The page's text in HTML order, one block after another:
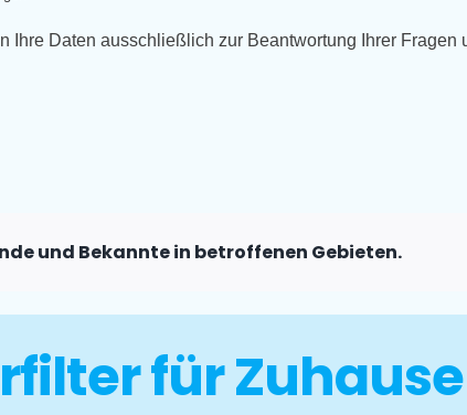
Ihre Daten ausschließlich zur Beantwortung Ihrer Fragen
und Bekannte in betroffenen Gebieten.
für